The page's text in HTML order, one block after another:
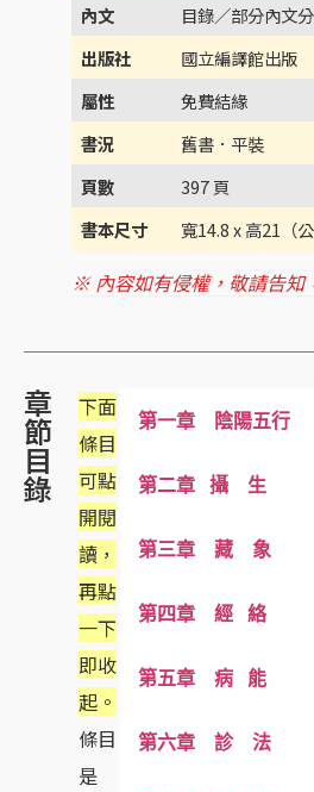
內文 目錄／部分內文分
出版社 國立編譯館出版
屬性 免費結緣
書況 舊書．平裝
頁數 397 頁
書本尺寸寬14.8 x 高21（公
※ 內容如有侵權，敬請告知
章
節
目
錄
下面
條目
可點
開閱
讀，
再點
一下
即收
起。
條目
是
第一章 陰陽五行
一、陰 陽／二、五行
三、陰陽與五行的關
三、陰陽與五行的關
三、陰陽與五行的關
三、陰陽與五行的關
第二章 攝 生
攝 生 一
攝 生 – 二
攝 生 – 三
攝 生 – 四
第三章 藏 象
臟 腑 – 一
臟 腑 – 二
臟 腑 – 三
第四章 經 絡
一、十二 經 脈
二、奇經八脈
第五章 病 能
病態推斷 – 一
第六章 診 法